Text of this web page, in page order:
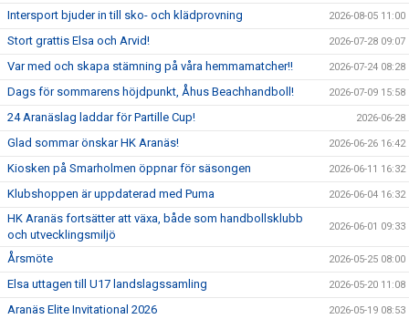
Intersport bjuder in till sko- och klädprovning 2026-08-05 11:00
Stort grattis Elsa och Arvid! 2026-07-28 09:07
Var med och skapa stämning på våra hemmamatcher!! 2026-07-24 08:28
Dags för sommarens höjdpunkt, Åhus Beachhandboll! 2026-07-09 15:58
24 Aranäslag laddar för Partille Cup! 2026-06-28
Glad sommar önskar HK Aranäs! 2026-06-26 16:42
Kiosken på Smarholmen öppnar för säsongen 2026-06-11 16:32
Klubshoppen är uppdaterad med Puma 2026-06-04 16:32
HK Aranäs fortsätter att växa, både som handbollsklubb
och utvecklingsmiljö
2026-06-01 09:33
Årsmöte 2026-05-25 08:00
Elsa uttagen till U17 landslagssamling 2026-05-20 11:08
Aranäs Elite Invitational 2026 2026-05-19 08:53